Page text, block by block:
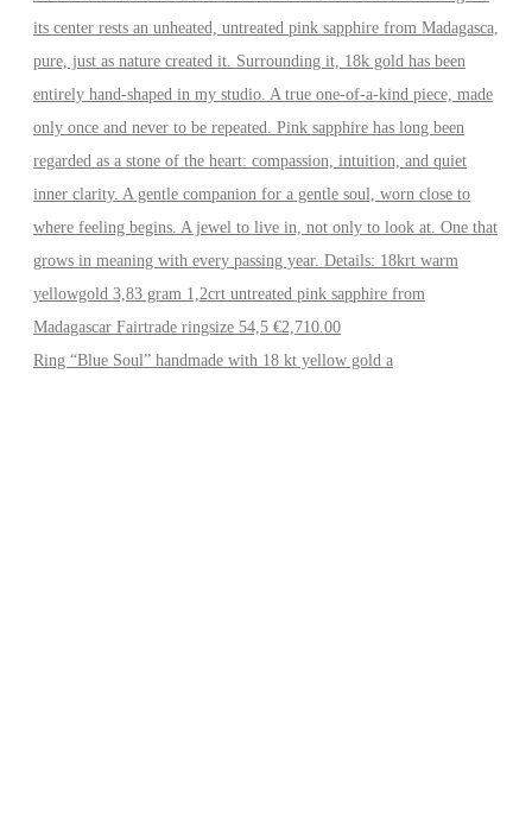
Ring “Blue Soul” handmade with 18 kt yellow gold a